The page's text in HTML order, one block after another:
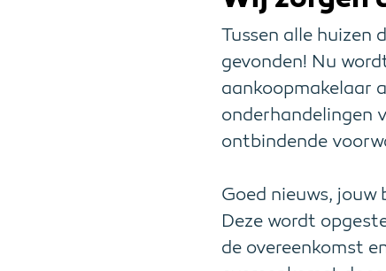
Tussen alle huizen
gevonden! Nu
aankoopmakelaar
onderhandelingen
ontbindende
Goed nieuws,
Deze wordt
de overeenkomst